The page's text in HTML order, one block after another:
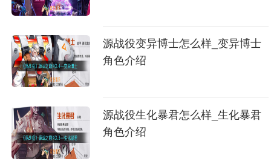
源战役变异博士怎么样_变异博士
角色介绍
源战役生化暴君怎么样_生化暴君
角色介绍